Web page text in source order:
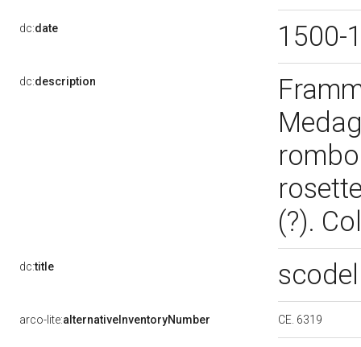
dc:date 1500-
dc:description
(?).
dc:title
arco-lite:alternativeInventoryNumber CE. 6319